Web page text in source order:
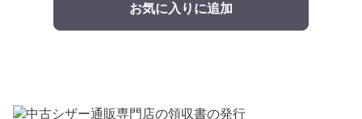
お気に入りに追加